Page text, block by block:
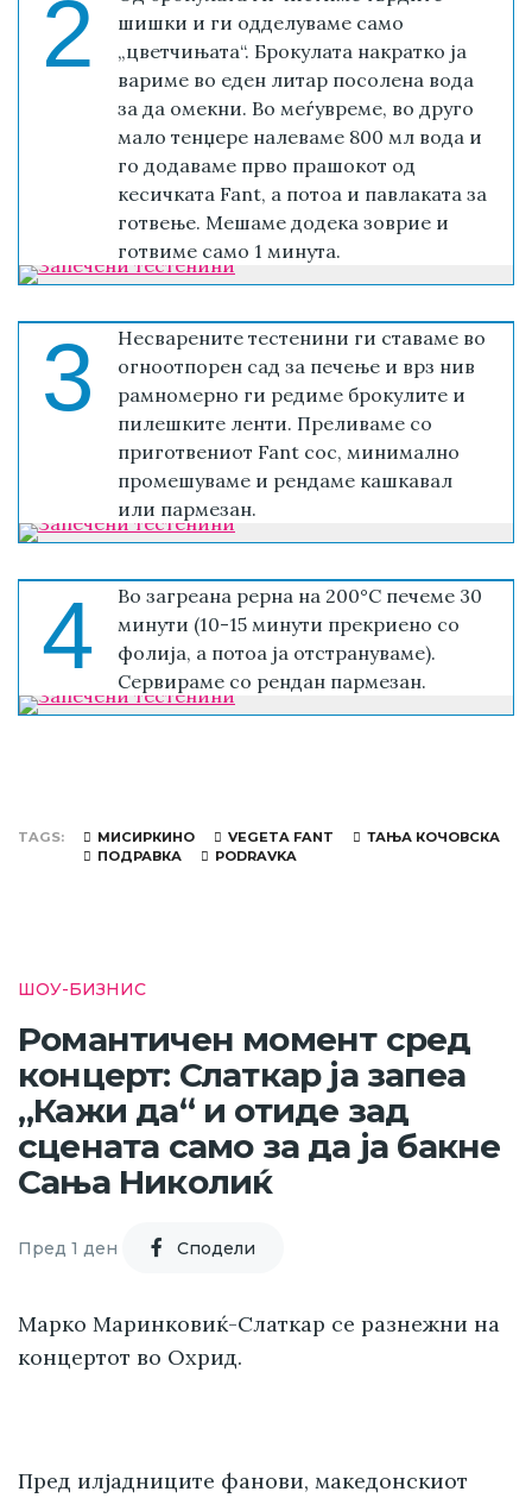
2
шишки и ги одделуваме само
„цветчињата“. Брокулата накратко ја
вариме во еден литар посолена вода
за да омекни. Во меѓувреме, во друго
мало тенџере налеваме 800 мл вода и
го додаваме прво прашокот од
кесичката Fant, а потоа и павлаката за
готвење. Мешаме додека зоврие и
готвиме само 1 минута.
3
Несварените тестенини ги ставаме во
огноотпорен сад за печење и врз нив
рамномерно ги редиме брокулите и
пилешките ленти. Преливаме со
приготвениот Fant сос, минимално
промешуваме и рендаме кашкавал
или пармезан.
4
Во загреана рерна на 200°C печеме 30
минути (10-15 минути прекриено со
фолија, а потоа ја отстрануваме).
Сервираме со рендан пармезан.
TAGS МИСИРКИНО VEGETA FANT
ТАЊА КОЧОВСКА
ПОДРАВКА
PODRAVKA
ШОУ-БИЗНИС
Романтичен момент сред
концерт: Слаткар ја запеа
„Кажи да“ и отиде зад
сцената само за да ја бакне
Сања Николиќ
Пред 1 ден Cподели
Марко Маринковиќ-Слаткар се разнежни на
концертот во Охрид.
Пред илјадниците фанови, македонскиот